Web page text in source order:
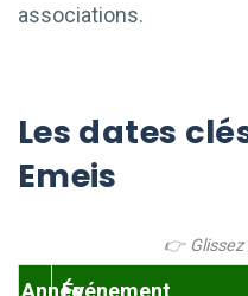
associations.
Les dates
Emeis
AnnéeÉvénement